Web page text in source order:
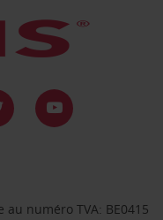
numéro TVA: BE0415